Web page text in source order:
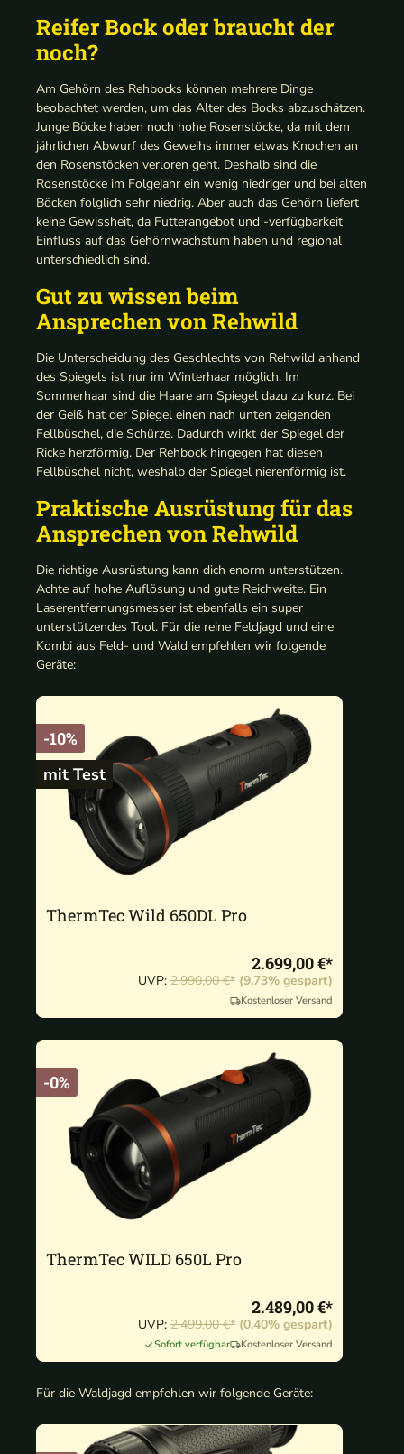
Reifer Bock oder braucht der
noch?
Am Gehörn des Rehbocks können mehrere Dinge
beobachtet werden, um das Alter des Bocks abzuschätzen.
Junge Böcke haben noch hohe Rosenstöcke, da mit dem
jährlichen Abwurf des Geweihs immer etwas Knochen an
den Rosenstöcken verloren geht. Deshalb sind die
Rosenstöcke im Folgejahr ein wenig niedriger und bei alten
Böcken folglich sehr niedrig. Aber auch das Gehörn liefert
keine Gewissheit, da Futterangebot und -verfügbarkeit
Einfluss auf das Gehörnwachstum haben und regional
unterschiedlich sind.
Gut zu wissen beim
Ansprechen von Rehwild
Die Unterscheidung des Geschlechts von Rehwild anhand
des Spiegels ist nur im Winterhaar möglich. Im
Sommerhaar sind die Haare am Spiegel dazu zu kurz. Bei
der Geiß hat der Spiegel einen nach unten zeigenden
Fellbüschel, die Schürze. Dadurch wirkt der Spiegel der
Ricke herzförmig. Der Rehbock hingegen hat diesen
Fellbüschel nicht, weshalb der Spiegel nierenförmig ist.
Praktische Ausrüstung für das
Ansprechen von Rehwild
Die richtige Ausrüstung kann dich enorm unterstützen.
Achte auf hohe Auflösung und gute Reichweite. Ein
Laserentfernungsmesser ist ebenfalls ein super
unterstützendes Tool. Für die reine Feldjagd und eine
Kombi aus Feld- und Wald empfehlen wir folgende
Geräte:
-10%
mit Test
ThermTec Wild 650DL Pro
2.699,00 €*
UVP: 2.990,00 €* (9,73% gespart)
Kostenloser Versand
-0%
ThermTec WILD 650L Pro
2.489,00 €*
UVP: 2.499,00 €* (0,40% gespart)
Sofort verfügbar Kostenloser Versand
Für die Waldjagd empfehlen wir folgende Geräte: